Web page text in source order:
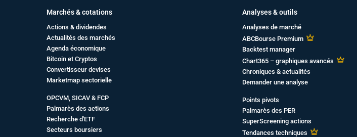
Marchés & cotations
Actions & dividendes
Actualités des marchés
Agenda économique
Bitcoin et Cryptos
Convertisseur devises
Marketmap sectorielle
OPCVM, SICAV & FCP
Palmarès des actions
Recherche d'ETF
Secteurs boursiers
Analyses & outils
Analyses de marché
ABCBourse Premium
Backtest manager
Chart365 – graphiques avancés
Chroniques & actualités
Demander une analyse
Points pivots
Palmarès des PER
SuperScreening actions
Tendances techniques